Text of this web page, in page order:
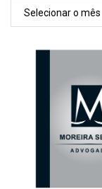
Arquivos